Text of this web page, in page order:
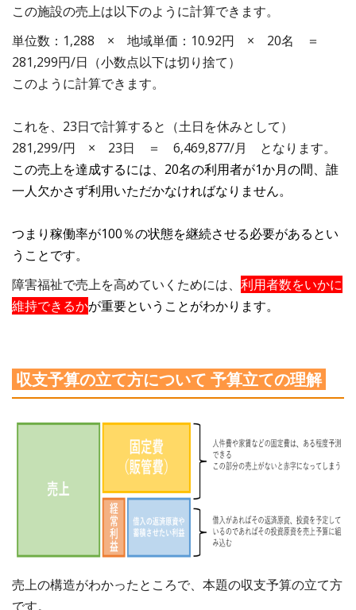
この施設の売上は以下のように計算できます。
単位数：1,288 × 地域単価：10.92円 × 20名 ＝
281,299円/日（小数点以下は切り捨て）
このように計算できます。
これを、23日で計算すると（土日を休みとして）
281,299/円 × 23日 ＝ 6,469,877/月 となります。
この売上を達成するには、20名の利用者が1か月の間、誰
一人欠かさず利用いただかなければなりません。
つまり稼働率が100％の状態を継続させる必要があるとい
うことです。
障害福祉で売上を高めていくためには、 利用者数をいかに
維持できるかが重要ということがわかります。
収支予算の立て方について 予算立ての理解
売上の構造がわかったところで、本題の収支予算の立て方
です。